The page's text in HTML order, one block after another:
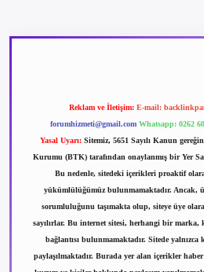
Reklam ve İletişim: E-mail:
forumhizmeti@gmail.com Whatsapp: 0262
Yasal Uyarı: Sitemiz, 5651 Sayılı Kanun
Kurumu (BTK) tarafından onaylanmış bir Yer
Bu nedenle, sitedeki içerikleri proaktif
yükümlülüğümüz bulunmamaktadır. Ancak,
sorumluluğunu taşımakta olup, siteye üye
sayılırlar. Bu internet sitesi, herhangi bir marka,
bağlantısı bulunmamaktadır. Sitede yalnızca
paylaşılmaktadır. Burada yer alan içerikler